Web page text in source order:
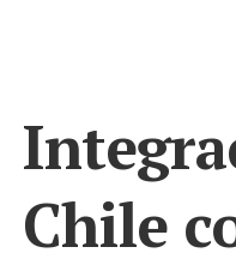
Chile